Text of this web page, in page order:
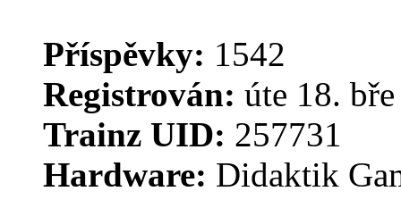
Příspěvky: 1542
Registrován: úte 18.
Trainz UID: 257731
Hardware: Didaktik